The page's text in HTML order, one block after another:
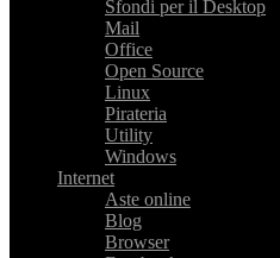
Sfondi per il Desktop
Mail
Office
Open Source
Linux
Pirateria
Utility
Windows
Internet
Aste online
Blog
Browser